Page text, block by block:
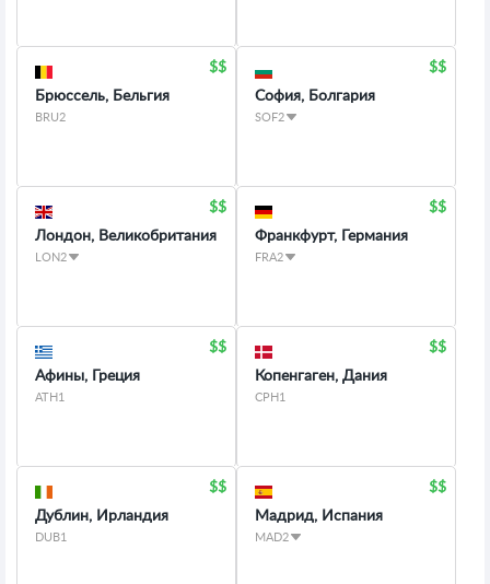
Брюссель, Бельгия
BRU2
София, Болгария
SOF2
Лондон, Великобритания
LON2
Франкфурт, Германия
FRA2
Афины, Греция
ATH1
Копенгаген, Дания
CPH1
Дублин, Ирландия
DUB1
Мадрид, Испания
MAD2